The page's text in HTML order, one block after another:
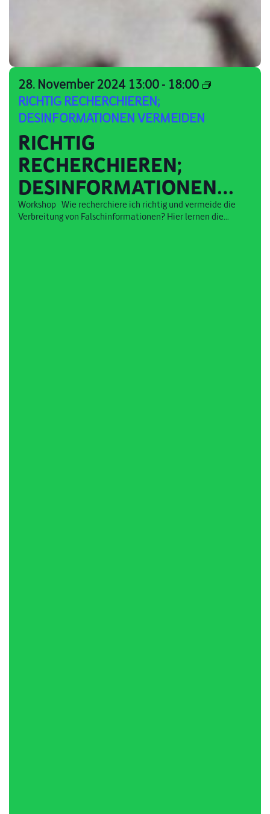
28. November 2024 13:00 - 18:00
RICHTIG RECHERCHIEREN;
DESINFORMATIONEN VERMEIDEN
RICHTIG
RECHERCHIEREN;
DESINFORMATIONEN
VERMEIDEN
Workshop Wie recherchiere ich richtig und vermeide die
Verbreitung von Falschinformationen? Hier lernen die...